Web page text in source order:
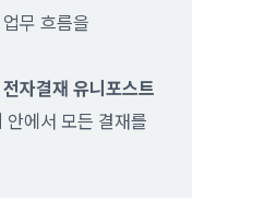
무 흐름을
전자결재 유니포스트
안에서 모든 결재를